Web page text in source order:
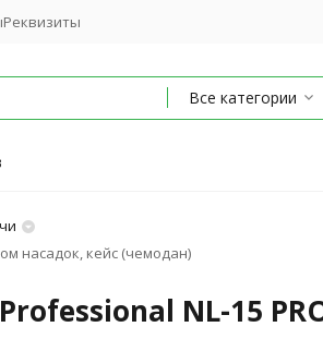
Реквизиты
Все категории
насадок, кейс (чемодан)
NL-15